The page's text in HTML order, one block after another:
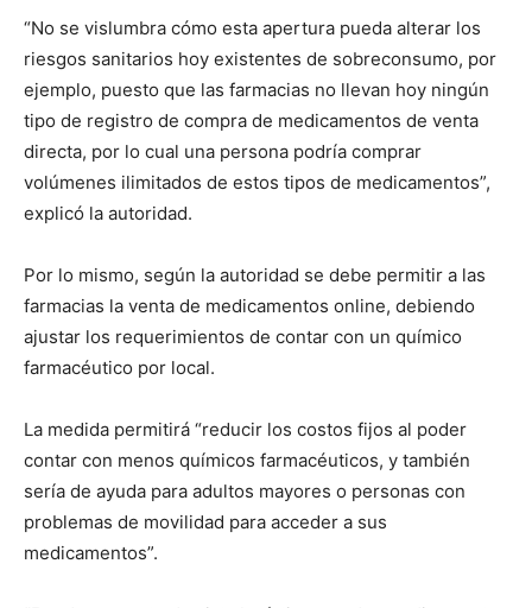
“No se vislumbra cómo esta apertura pueda alterar los
riesgos sanitarios hoy existentes de sobreconsumo, por
ejemplo, puesto que las farmacias no llevan hoy ningún
tipo de registro de compra de medicamentos de venta
directa, por lo cual una persona podría comprar
volúmenes ilimitados de estos tipos de medicamentos”,
explicó la autoridad.
Por lo mismo, según la autoridad se debe permitir a las
farmacias la venta de medicamentos online, debiendo
ajustar los requerimientos de contar con un químico
farmacéutico por local.
La medida permitirá “reducir los costos fijos al poder
contar con menos químicos farmacéuticos, y también
sería de ayuda para adultos mayores o personas con
problemas de movilidad para acceder a sus
medicamentos”.